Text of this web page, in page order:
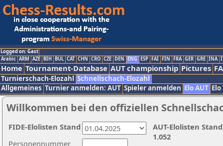
Logged on: Gast
Arabic ARM AZE BIH BUL CAT CHN CRO CZE DEN ENG ESP FAI FIN FRA GER GRE INA
Home Tournament-Database AUT championship Pictures
Turnierschach-Elozahl Schnellschach-Elozahl
Allgemeines Turnier anmelden: AUT Spieler anmelden Elo AUT
Willkommen bei den offiziellen
Personennummer
AUT-Elolisten
1.052
FIDE-Elolisten Stand